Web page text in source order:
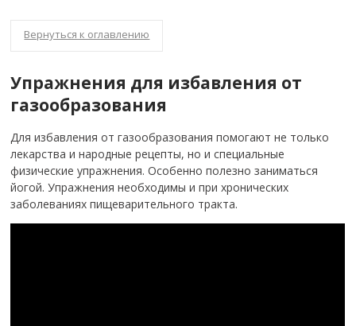
Вернуться к оглавлению
Упражнения для избавления от
газообразования
Для избавления от газообразования помогают не только
лекарства и народные рецепты, но и специальные
физические упражнения. Особенно полезно заниматься
йогой. Упражнения необходимы и при хронических
заболеваниях пищеварительного тракта.